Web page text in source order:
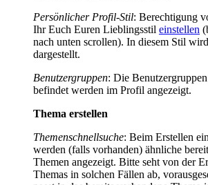
Persönlicher Profil-Stil: Berechtigung
Ihr Euch Euren Lieblingsstil einstellen
nach unten scrollen). In diesem Stil
dargestellt.
Benutzergruppen: Die
befindet werden im Profil angezeigt.
Thema erstellen
Themenschnellsuche: Beim Erstellen
werden (falls vorhanden) ähnliche
Themen angezeigt. Bitte seht von der
Themas in solchen Fällen ab,